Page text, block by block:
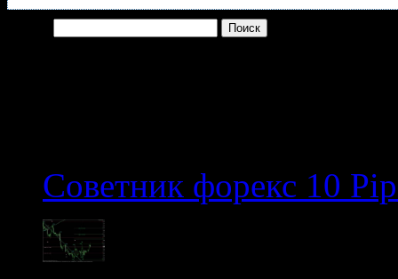
Советник форекс 10